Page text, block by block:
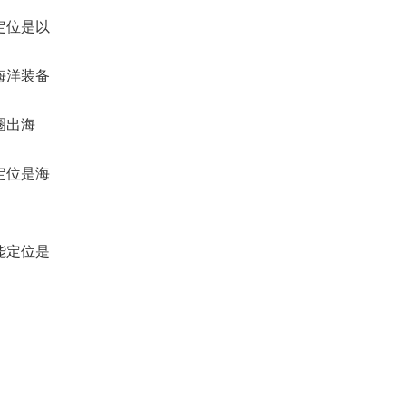
位是以
洋装备
出海
位是海
定位是